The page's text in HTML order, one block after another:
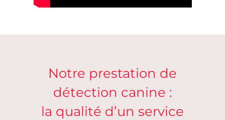
Notre prestation de
détection canine :
la qualité d’un service